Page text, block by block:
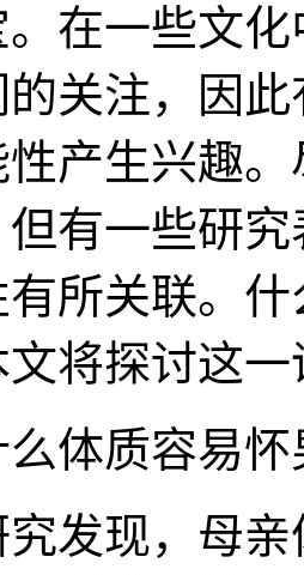
在一些文
关注，因
产生兴趣
有一些研
所关联。
将探讨这
质容易怀
现，母亲